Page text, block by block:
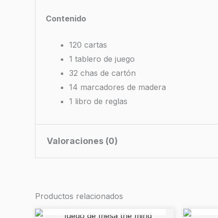
Contenido
120 cartas
1 tablero de juego
32 chas de cartón
14 marcadores de madera
1 libro de reglas
Valoraciones (0)
Sé el primero en valorar
Productos relacionados
AGOTADO